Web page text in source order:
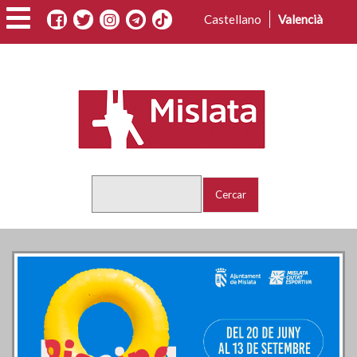
Vés
al
contingut
Castellano Valencià